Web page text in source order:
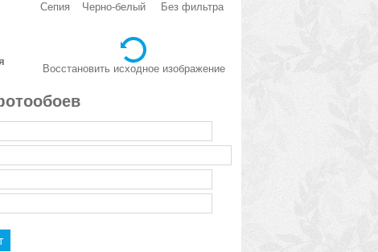
Сепия Черно-белый Без фильтра
Восстановить исходное изображение